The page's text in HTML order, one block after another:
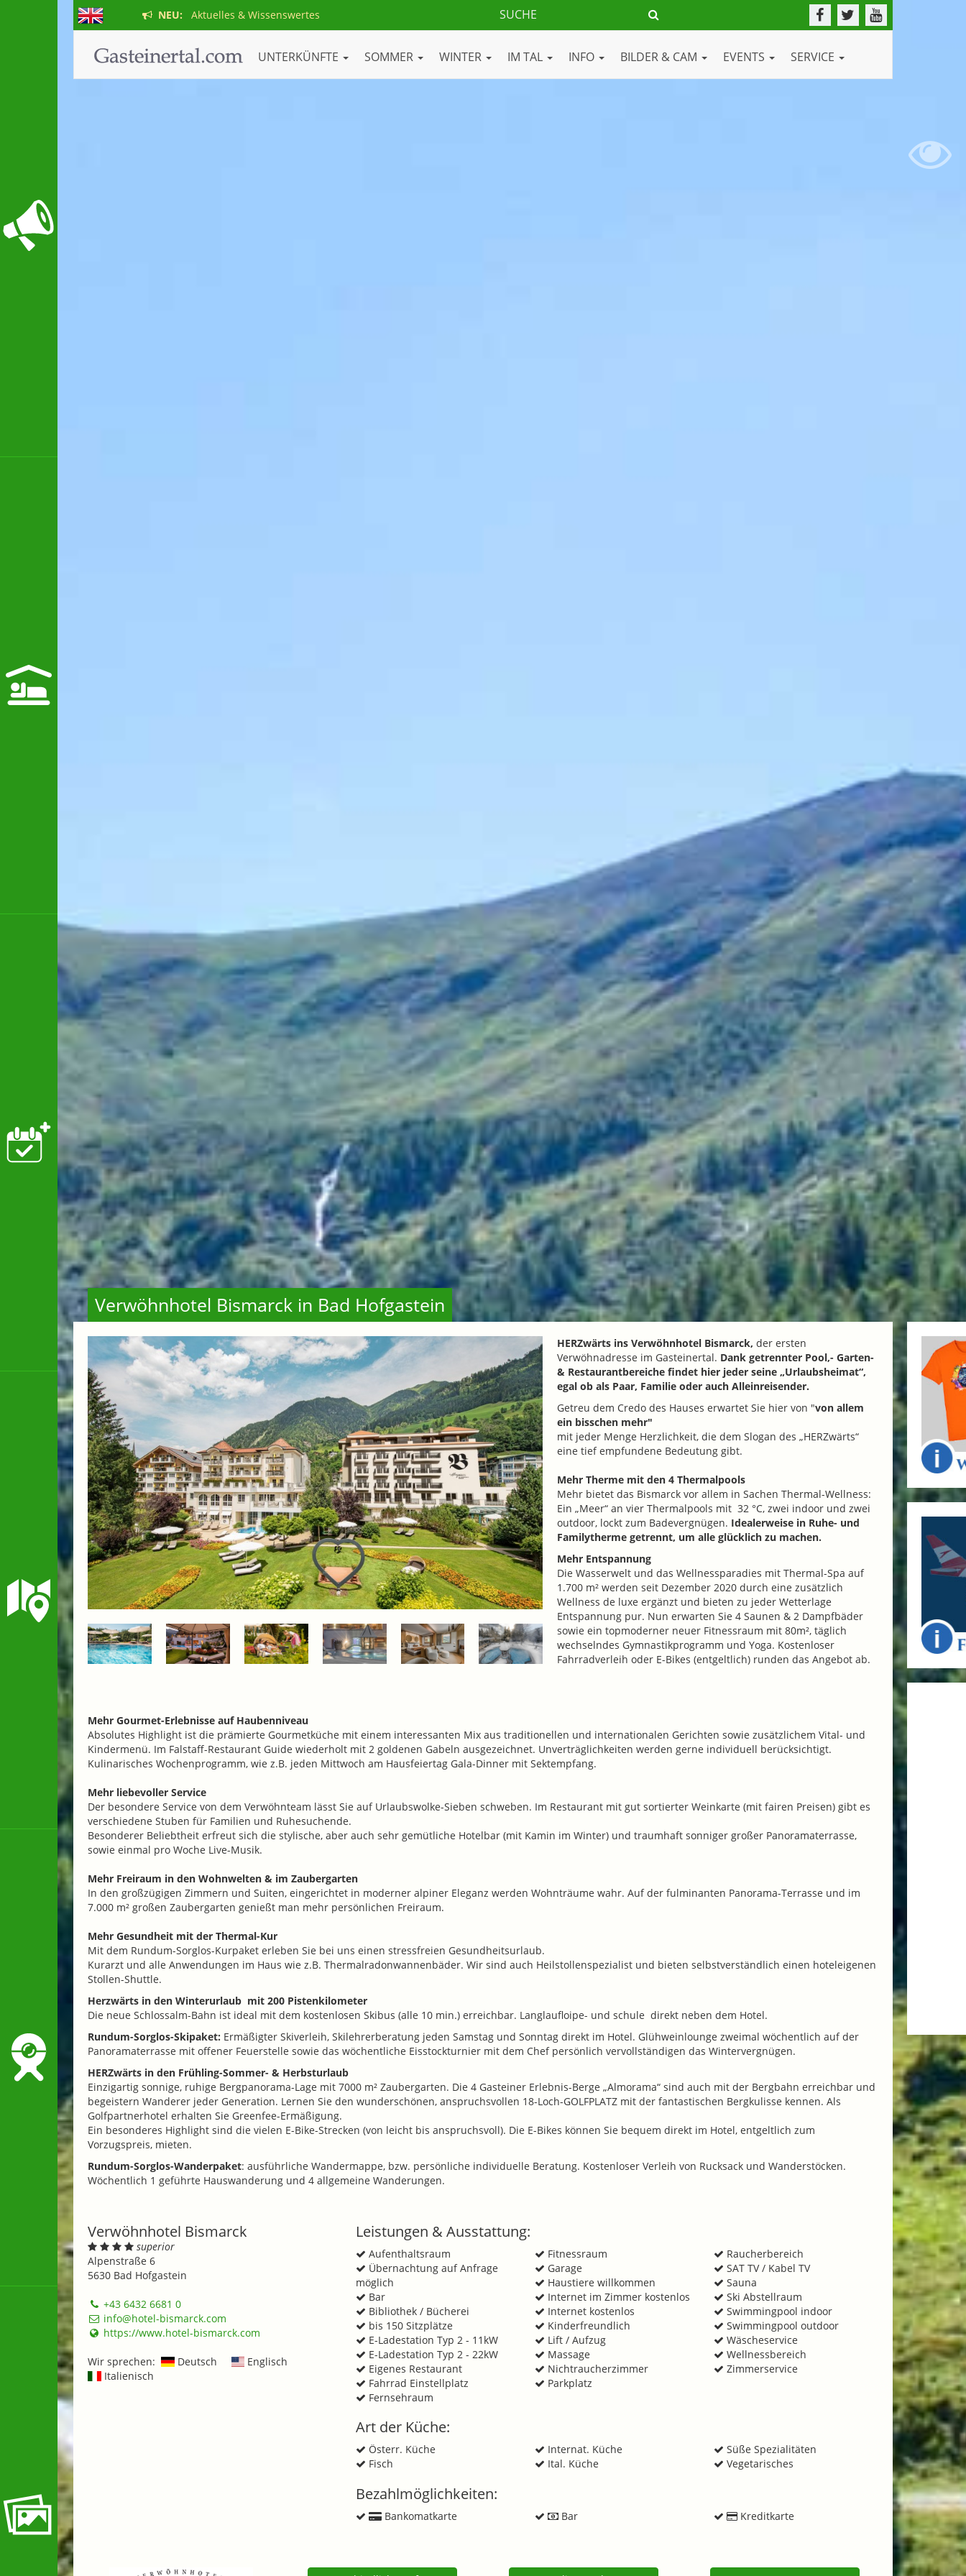
NEU: Aktuelles & Wissenswertes
UNTERKÜNFTE SOMMER WINTER IM TAL INFO BILDER & CAM EVENTS SERVICE
Verwöhnhotel Bismarck in Bad Hofgastein
HERZwärts ins Verwöhnhotel Bismarck,der ersten
Verwöhnadresse im Gasteinertal. Dank getrennter Pool,- Garten-
& Restaurantbereiche findet hier jeder seine „Urlaubsheimat“,
egal ob als Paar, Familie oder auch Alleinreisender.
Getreu dem Credo des Hauses erwartet Sie hier von "von allem
ein bisschen mehr"
mit jeder Menge Herzlichkeit, die dem Slogan des „HERZwärts“
eine tief empfundene Bedeutung gibt.
Mehr Therme mit den 4 Thermalpools
Mehr bietet das Bismarck vor allem in Sachen Thermal-Wellness:
Ein „Meer“ an vier Thermalpools mit 32 °C, zwei indoor und zwei
outdoor, lockt zum Badevergnügen. Idealerweise in Ruhe- und
Familytherme getrennt, um alle glücklich zu machen.
Mehr Entspannung
Die Wasserwelt und das Wellnessparadies mit Thermal-Spa auf
1.700 m² werden seit Dezember 2020 durch eine zusätzlich
Wellness de luxe ergänzt und bieten zu jeder Wetterlage
Entspannung pur. Nun erwarten Sie 4 Saunen & 2 Dampfbäder
sowie ein topmoderner neuer Fitnessraum mit 80m², täglich
wechselndes Gymnastikprogramm und Yoga. Kostenloser
Fahrradverleih oder E-Bikes (entgeltlich) runden das Angebot ab.
Mehr Gourmet-Erlebnisse auf Haubenniveau
Absolutes Highlight ist die prämierte Gourmetküche mit einem interessanten Mix aus traditionellen und internationalen Gerichten sowie zusätzlichem Vital- und
Kindermenü. Im Falstaff-Restaurant Guide wiederholt mit 2 goldenen Gabeln ausgezeichnet. Unverträglichkeiten werden gerne individuell berücksichtigt.
Kulinarisches Wochenprogramm, wie z.B. jeden Mittwoch am Hausfeiertag Gala-Dinner mit Sektempfang.
Mehr liebevoller Service
Der besondere Service von dem Verwöhnteam lässt Sie auf Urlaubswolke-Sieben schweben. Im Restaurant mit gut sortierter Weinkarte (mit fairen Preisen) gibt es
verschiedene Stuben für Familien und Ruhesuchende.
Besonderer Beliebtheit erfreut sich die stylische, aber auch sehr gemütliche Hotelbar (mit Kamin im Winter) und traumhaft sonniger großer Panoramaterrasse,
sowie einmal pro Woche Live-Musik.
Mehr Freiraum in den Wohnwelten & im Zaubergarten
In den großzügigen Zimmern und Suiten, eingerichtet in moderner alpiner Eleganz werden Wohnträume wahr. Auf der fulminanten Panorama-Terrasse und im
7.000 m² großen Zaubergarten genießt man mehr persönlichen Freiraum.
Mehr Gesundheit mit der Thermal-Kur
Mit dem Rundum-Sorglos-Kurpaket erleben Sie bei uns einen stressfreien Gesundheitsurlaub.
Kurarzt und alle Anwendungen im Haus wie z.B. Thermalradonwannenbäder. Wir sind auch Heilstollenspezialist und bieten selbstverständlich einen hoteleigenen
Stollen-Shuttle.
Herzwärts in den Winterurlaub mit 200 Pistenkilometer
Die neue Schlossalm-Bahn ist ideal mit dem kostenlosen Skibus (alle 10 min.) erreichbar. Langlaufloipe- und schule direkt neben dem Hotel.
Rundum-Sorglos-Skipaket: Ermäßigter Skiverleih, Skilehrerberatung jeden Samstag und Sonntag direkt im Hotel. Glühweinlounge zweimal wöchentlich auf der
Panoramaterrasse mit offener Feuerstelle sowie das wöchentliche Eisstockturnier mit dem Chef persönlich vervollständigen das Wintervergnügen.
HERZwärts in den Frühling-Sommer- & Herbsturlaub
Einzigartig sonnige, ruhige Bergpanorama-Lage mit 7000 m² Zaubergarten. Die 4 Gasteiner Erlebnis-Berge „Almorama“ sind auch mit der Bergbahn erreichbar und
begeistern Wanderer jeder Generation. Lernen Sie den wunderschönen, anspruchsvollen 18-Loch-GOLFPLATZ mit der fantastischen Bergkulisse kennen. Als
Golfpartnerhotel erhalten Sie Greenfee-Ermäßigung.
Ein besonderes Highlight sind die vielen E-Bike-Strecken (von leicht bis anspruchsvoll). Die E-Bikes können Sie bequem direkt im Hotel, entgeltlich zum
Vorzugspreis, mieten.
Rundum-Sorglos-Wanderpaket: ausführliche Wandermappe, bzw. persönliche individuelle Beratung. Kostenloser Verleih von Rucksack und Wanderstöcken.
Wöchentlich 1 geführte Hauswanderung und 4 allgemeine Wanderungen.
Verwöhnhotel Bismarck
superior
Alpenstraße 6
5630 Bad Hofgastein
+43 6432 6681 0
info@hotel-bismarck.com
https://www.hotel-bismarck.com
Wir sprechen: Deutsch
Englisch
Italienisch
Leistungen & Ausstattung:
Aufenthaltsraum
Übernachtung auf Anfrage
möglich
Bar
Bibliothek / Bücherei
bis 150 Sitzplätze
E-Ladestation Typ 2 - 11kW
E-Ladestation Typ 2 - 22kW
Eigenes Restaurant
Fahrrad Einstellplatz
Fernsehraum
Fitnessraum
Garage
Haustiere willkommen
Internet im Zimmer kostenlos
Internet kostenlos
Kinderfreundlich
Lift / Aufzug
Massage
Nichtraucherzimmer
Parkplatz
Raucherbereich
SAT TV / Kabel TV
Sauna
Ski Abstellraum
Swimmingpool indoor
Swimmingpool outdoor
Wäscheservice
Wellnessbereich
Zimmerservice
Art der Küche:
Österr. Küche
Fisch
Internat. Küche
Ital. Küche
Süße Spezialitäten
Vegetarisches
Bezahlmöglichkeiten:
Bankomatkarte Bar Kreditkarte